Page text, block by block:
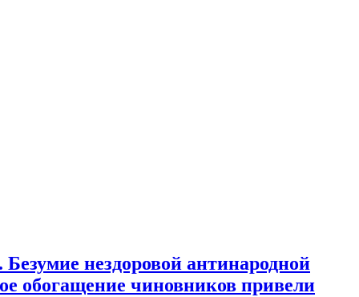
нездоровой антинародной
обогащение чиновников привели